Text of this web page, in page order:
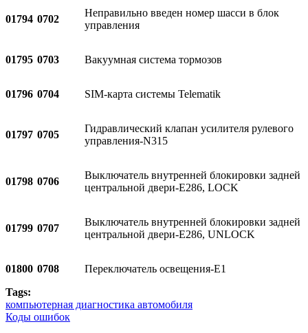
01794 0702
Неправильно введен номер шасси в блок
управления
01795 0703 Вакуумная система тормозов
01796 0704 SIM-карта системы Telematik
01797 0705
Гидравлический клапан усилителя рулевого
управления-N315
01798 0706
Выключатель внутренней блокировки задней
центральной двери-E286, LOCK
01799 0707
Выключатель внутренней блокировки задней
центральной двери-E286, UNLOCK
01800 0708
Переключатель освещения-E1
Tags:
компьютерная диагностика автомобиля
Коды ошибок